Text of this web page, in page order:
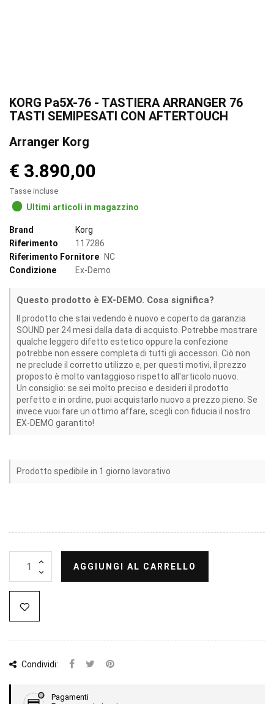
KORG Pa5X-76 - TASTIERA ARRANGER 76
TASTI SEMIPESATI CON AFTERTOUCH
Arranger Korg
€ 3.890,00
Tasse incluse
Ultimi articoli in magazzino
Brand
Korg
Riferimento
117286
Riferimento Fornitore
NC
Condizione
Ex-Demo
Questo prodotto è EX-DEMO. Cosa significa?
Il prodotto che stai vedendo è nuovo e coperto da garanzia
SOUND per 24 mesi dalla data di acquisto. Potrebbe mostrare
qualche leggero difetto estetico oppure la confezione
potrebbe non essere completa di tutti gli accessori. Ciò non
ne preclude il corretto utilizzo e, per questi motivi, il prezzo
proposto è molto vantaggioso rispetto all'articolo nuovo.
Un consiglio: se sei molto preciso e desideri il prodotto
perfetto e in ordine, puoi acquistarlo nuovo a prezzo pieno. Se
invece vuoi fare un ottimo affare, scegli con fiducia il nostro
EX-DEMO garantito!
Prodotto spedibile in 1 giorno lavorativo
AGGIUNGI AL CARRELLO
Condividi:
Pagamenti